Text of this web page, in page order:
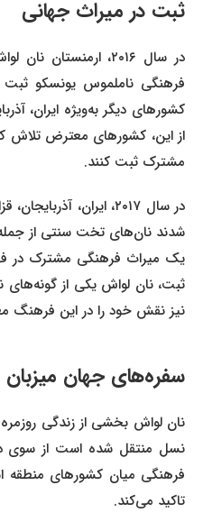
ثبت در میراث جهانی
در سال ۲۰۱۶، ارمنستان
فرهنگی ناملموس یونسکو ثبت
کشورهای دیگر به‌ویژه ایران،
از این، کشورهای معترض تلاش
مشترک ثبت کنند.
در سال ۲۰۱۷، ایران،
شدند نان‌های تخت سنتی از جمله
یک میراث فرهنگی مشترک در
ثبت، نان لواش یکی از گونه‌های
نیز نقش خود را در این فرهنگ
سفره‌های جهان میزبان
نان لواش بخشی از زندگی
نسل منتقل شده است از سوی
فرهنگی میان کشورهای منطقه
تاکید می‌کند.